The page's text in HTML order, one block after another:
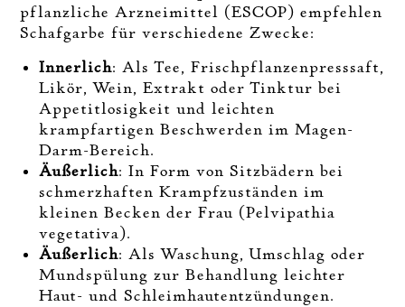
pflanzliche Arzneimittel (ESCOP) empfehlen
Schafgarbe für verschiedene Zwecke:
Innerlich: Als Tee, Frischpflanzenpresssaft,
Likör, Wein, Extrakt oder Tinktur bei
Appetitlosigkeit und leichten
krampfartigen Beschwerden im Magen-
Darm-Bereich.
Äußerlich: In Form von Sitzbädern bei
schmerzhaften Krampfzuständen im
kleinen Becken der Frau (Pelvipathia
vegetativa).
Äußerlich: Als Waschung, Umschlag oder
Mundspülung zur Behandlung leichter
Haut- und Schleimhautentzündungen.